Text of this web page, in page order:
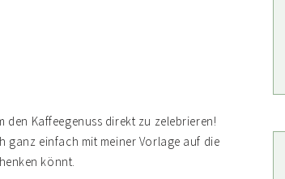
den Kaffeegenuss direkt zu zelebrieren!
ganz einfach mit meiner Vorlage auf die
könnt.